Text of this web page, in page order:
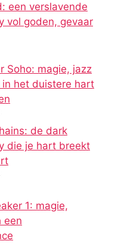
een verslavende
vol goden, gevaar
Soho: magie, jazz
in het duistere hart
de dark
die je hart breekt
1: magie,
een